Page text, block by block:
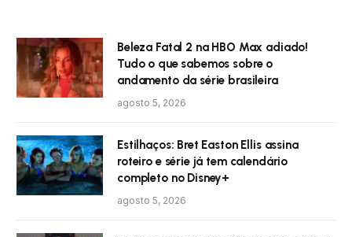
Beleza Fatal 2 na HBO Max adiado!
Tudo o que sabemos sobre o
andamento da série brasileira
agosto 5, 2026
Estilhaços: Bret Easton Ellis assina
roteiro e série já tem calendário
completo no Disney+
agosto 5, 2026